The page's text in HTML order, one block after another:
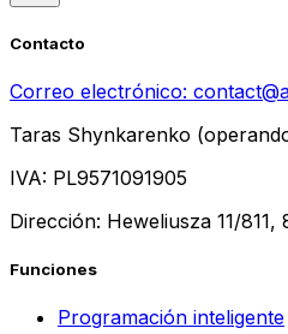
Contacto
Correo electrónico:
Taras Shynkarenko
IVA: PL9571091905
Dirección: Heweliusza 11/
Funciones
Programación inteligente